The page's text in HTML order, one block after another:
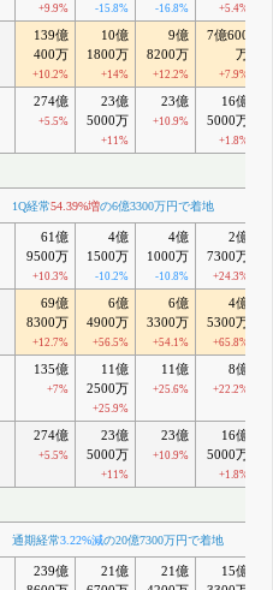
+9.9% -15.8% -16.8% +5.4%
139億
400万
+10.2%
10億
1800万
+14%
9億
8200万
+12.2%
7億600
万
+7.9%
274億
+5.5%
23億
5000万
+11%
23億
+10.9%
16億
5000万
+1.8%
1Q経常54.39%増の6億3300万円で着地
61億
9500万
+10.3%
4億
1500万
-10.2%
4億
1000万
-10.8%
2億
7300万
+24.3%
69億
8300万
+12.7%
6億
4900万
+56.5%
6億
3300万
+54.1%
4億
5300万
+65.8%
135億
+7%
11億
2500万
+25.9%
11億
+25.6%
8億
+22.2%
274億
+5.5%
23億
5000万
+11%
23億
+10.9%
16億
5000万
+1.8%
通期経常3.22%減の20億7300万円で着地
239億
21億
21億
15億